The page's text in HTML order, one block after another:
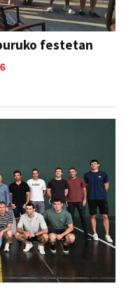
festetan